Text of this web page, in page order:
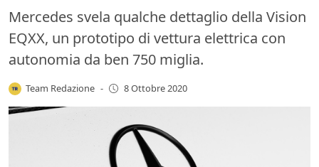
Mercedes svela qualche dettaglio della Vision
EQXX, un prototipo di vettura elettrica con
autonomia da ben 750 miglia.
Team Redazione - 8 Ottobre 2020